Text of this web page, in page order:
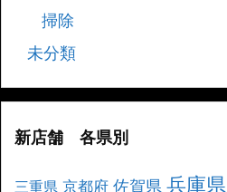
掃除
未分類
新店舗 各県別
三重県 京都府 佐賀県 兵庫県